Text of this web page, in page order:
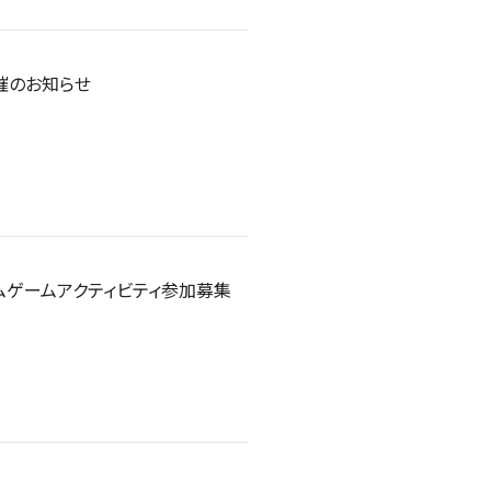
のお知らせ
ームアクティビティ参加募集